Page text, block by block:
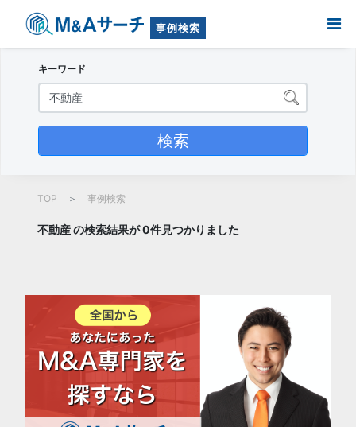
事例検索
キーワード
TOP 事例検索
不動産 の検索結果が 0件見つかりました